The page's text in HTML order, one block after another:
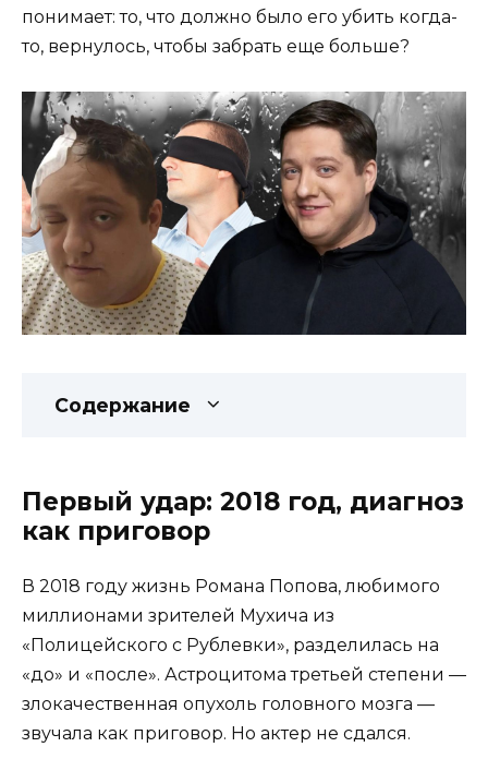
понимает: то, что должно было его убить когда-
то, вернулось, чтобы забрать еще больше?
Содержание
Первый удар: 2018 год, диагноз
как приговор
В 2018 году жизнь Романа Попова, любимого
миллионами зрителей Мухича из
«Полицейского с Рублевки», разделилась на
«до» и «после». Астроцитома третьей степени —
злокачественная опухоль головного мозга —
звучала как приговор. Но актер не сдался.